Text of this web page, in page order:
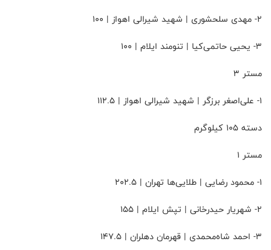
۲- مهدی سلحشوری | شهید شیرالی اهواز | 100
۳- یحیی حاتمی‌کیا | تنومند ایلام | 100
مستر 3
۱- علی‌اصغر برزگر | شهید شیرالی اهواز | 112.5
دسته 105 کیلوگرم
مستر 1
۱- محمود رضایی | طلایی‌ها تهران | 202.5
۲- شهریار حیدرخانی | تپش ایلام | 155
۳- احمد شاه‌محمدی | قهرمان دهلران | 147.5